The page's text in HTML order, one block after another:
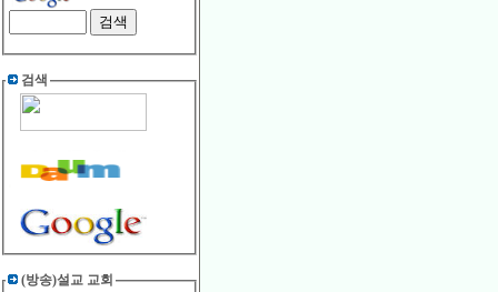
검색
(방송)설교 교회